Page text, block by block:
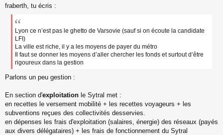
s
fraberth, tu écris :
Lyon ce n’est pas le ghetto de Varsovie (sauf si on écoute la candidate
LFI)
La ville est riche, il y a les moyens de payer du métro
Il faut se donner les moyens d’aller chercher les fonds et surtout d’être
rigoureux dans la gestion
Parlons un peu gestion :
En section d'exploitation le Sytral met :
en recettes le versement mobilité + les recettes voyageurs + les
subventions reçues des collectivités desservies.
en dépenses les frais d'exploitation (salaires, énergie) des réseaux (payés
aux divers délégataires) + les frais de fonctionnement du Sytral